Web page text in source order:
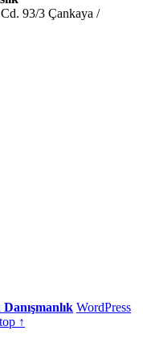
93/3 Çankaya /
WordPress
↑